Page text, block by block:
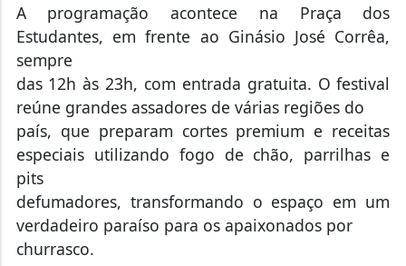
A programação acontece na Praça dos
Estudantes, em frente ao Ginásio José Corrêa,
sempre
das 12h às 23h, com entrada gratuita. O festival
reúne grandes assadores de várias regiões do
país, que preparam cortes premium e receitas
especiais utilizando fogo de chão, parrilhas e
pits
defumadores, transformando o espaço em um
verdadeiro paraíso para os apaixonados por
churrasco.